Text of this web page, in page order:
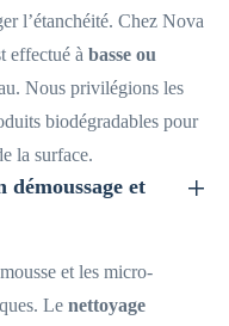
l’étanchéité. Chez Nova
effectué à basse ou
Nous privilégions les
biodégradables pour
la surface.
et
et les micro-
Le nettoyage